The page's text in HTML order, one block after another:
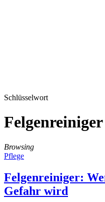
Schlüsselwort
Felgenreiniger
Browsing
Pflege
Felgenreiniger:
Gefahr wird